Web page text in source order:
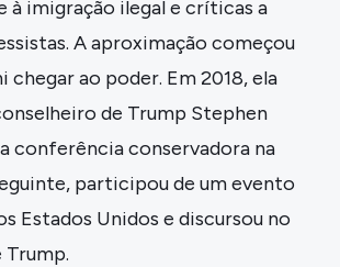
imigração ilegal e críticas a
A aproximação começou
chegar ao poder. Em 2018, ela
de Trump Stephen
conferência conservadora na
participou de um evento
Estados Unidos e discursou no
Trump.